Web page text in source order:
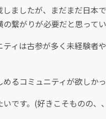
しましたが、まだまだ日
繋がりが必要だと思ってい
ィは古参が多く未経験者
るコミュニティが欲しか
です。(好きこそものの、